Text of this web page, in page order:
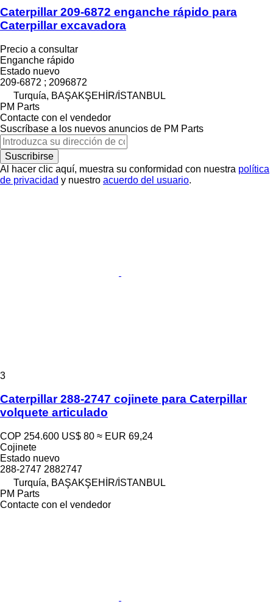
Caterpillar 209-6872 enganche rápido para
Caterpillar excavadora
Precio a consultar
Enganche rápido
Estado nuevo
209-6872 ; 2096872
Turquía, BAŞAKŞEHİR/İSTANBUL
PM Parts
Contacte con el vendedor
Suscríbase a los nuevos anuncios de PM Parts
Suscribirse
Al hacer clic aquí, muestra su conformidad con nuestra política
de privacidad y nuestro acuerdo del usuario.
3
Caterpillar 288-2747 cojinete para Caterpillar
volquete articulado
COP 254.600 US$ 80 ≈ EUR 69,24
Cojinete
Estado nuevo
288-2747 2882747
Turquía, BAŞAKŞEHİR/İSTANBUL
PM Parts
Contacte con el vendedor